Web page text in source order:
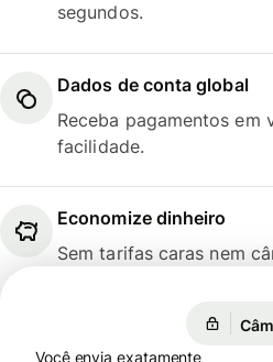
segundos.
Dados de conta global
Receba pagamentos em
facilidade.
Economize dinheiro
Sem tarifas caras nem
Você envia exatamente